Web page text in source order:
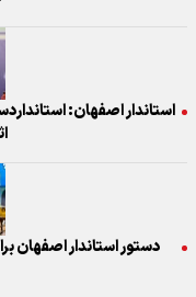
استاندار اصفهان:
دستور استاندار اصفهان